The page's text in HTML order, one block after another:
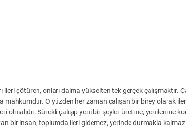
ileri götüren, onları daima yükselten tek gerçek çalışmaktır.
mahkumdur. O yüzden her zaman çalışan bir birey olarak
olmalıdır. Sürekli çalışıp yeni bir şeyler üretme, yenilenme
bir insan, toplumda ileri gidemez, yerinde durmakla kalmaz